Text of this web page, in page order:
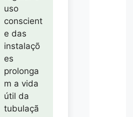
uso
conscient
e das
instalaçõ
es
prolonga
m a vida
útil da
tubulaçã